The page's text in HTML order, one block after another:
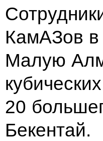
КамАЗов в
Малую
20
Бекентай.